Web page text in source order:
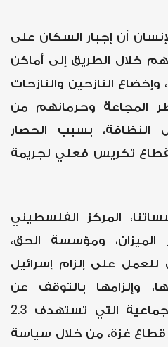
أن إجبار السكان على
خلال الطريق إلى أماكن
النازحين والنازحات
المجاعة وحرمانهم من
النظافة، بسبب الحصار
تكريس فعلي لجريمة
المركز الفلسطيني
الميزان، ومؤسسة الحق،
للعمل على إلزام إسرائيل
وإلزامها بالتوقف عن
ارتكاب جريمة الإبادة الجماعية التي تستهدف 2.3
غزة، من خلال سياسة